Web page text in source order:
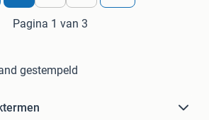
Pagina 1 van 3
gestempeld